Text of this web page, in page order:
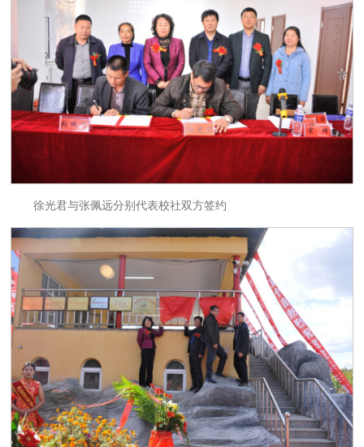
徐光君与张佩远分别代表校社双方签约